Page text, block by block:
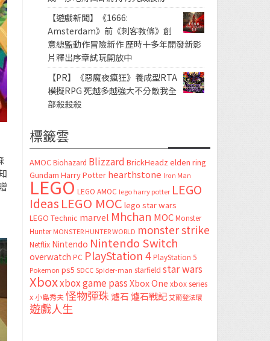
【遊戲新聞】《1666:
Amsterdam》前《刺客教條》創
意總監動作冒險新作 歷時十多年開發新影
片釋出序章試玩開放中
【PR】《惡魔夜瘋狂》養成型RTA
模擬RPG 死越多越強大不分敵我全
部殺殺殺
標籤雲
AMOC Biohazard Blizzard BrickHeadz elden ring
Gundam Harry Potter hearthstone Iron Man
LEGO LEGO AMOC lego harry potter LEGO
Ideas LEGO MOC lego star wars
LEGO Technic marvel Mhchan MOC Monster
Hunter MONSTER HUNTER WORLD monster strike
Netflix Nintendo Nintendo Switch
overwatch PC PlayStation 4 PlayStation 5
Pokemon ps5 SDCC Spider-man starfield star wars
Xboxxbox game passXbox One xbox series
x 小島秀夫怪物彈珠 爐石 爐石戰記艾爾登法環
遊戲人生